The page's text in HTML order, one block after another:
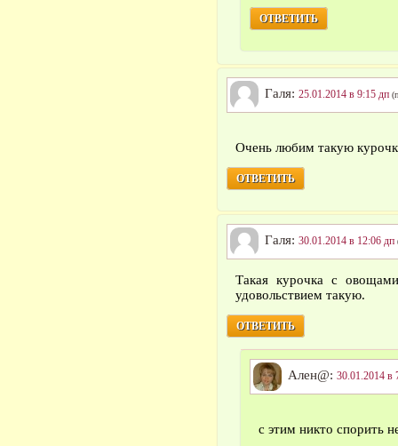
ОТВЕТИТЬ
Галя: 25.01.2014 в 9:15 дп
Очень любим такую
ОТВЕТИТЬ
Галя: 30.01.2014 в 12:06 дп
Такая курочка с
удовольствием такую.
ОТВЕТИТЬ
Ален@: 30.01.2014 в
с этим никто спорить